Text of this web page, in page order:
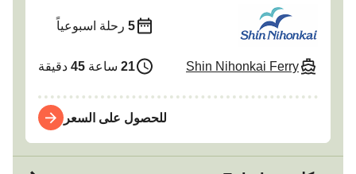
Shin Nihonkai Ferry
5رحلة اسبوعياً
21ساعة45دقيقة
للحصول على السعر